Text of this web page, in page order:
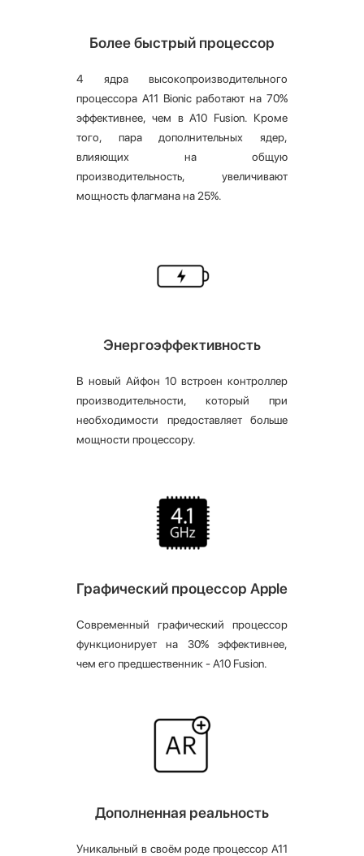
Более быстрый процессор
4 ядра высокопроизводительного
процессора A11 Bionic работают на 70%
эффективнее, чем в A10 Fusion. Кроме
того, пара дополнительных ядер,
влияющих на общую
производительность, увеличивают
мощность флагмана на 25%.
Энергоэффективность
В новый Айфон 10 встроен контроллер
производительности, который при
необходимости предоставляет больше
мощности процессору.
Графический процессор Apple
Современный графический процессор
функционирует на 30% эффективнее,
чем его предшественник - A10 Fusion.
Дополненная реальность
Уникальный в своём роде процессор A11